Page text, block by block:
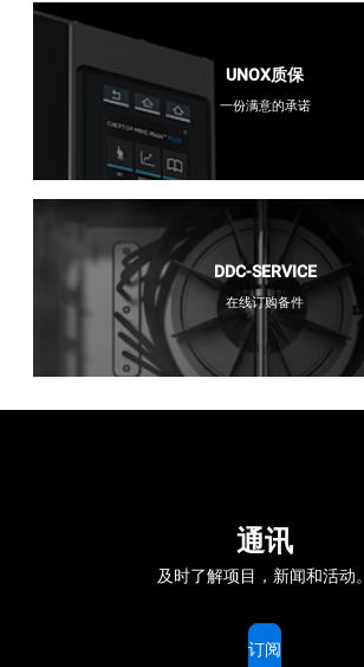
UNOX质保
一份满意的承诺
DDC-SERVICE
在线订购备件
通讯
及时了解项目，新闻和活动。
订阅